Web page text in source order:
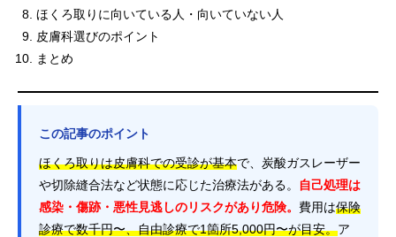
ほくろ取りに向いている人・向いていない人
皮膚科選びのポイント
まとめ
この記事のポイント
ほくろ取りは皮膚科での受診が基本で、炭酸ガスレーザー
や切除縫合法など状態に応じた治療法がある。
自己処理は
感染・傷跡・悪性見逃しのリスクがあり危険。 費用は保険
診療で数千円〜、自由診療で1箇所5,000円〜が目安。ア